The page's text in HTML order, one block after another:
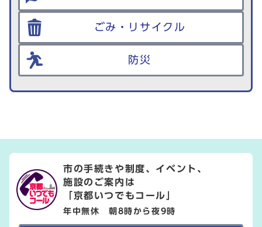
ごみ・リサイクル
防災
市の手続きや制度、イベント、
施設のご案内は
「京都いつでもコール」
年中無休 朝8時から夜9時